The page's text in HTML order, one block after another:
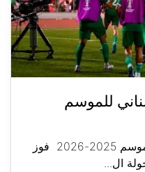
للموسم
الأنصار بطلًا للدوري اللبناني للموسم 2025-2026 فوز